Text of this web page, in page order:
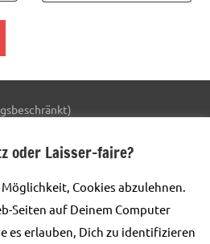
von ThemeZee.
widerrufen
oder Laisser-faire?
Cookies abzulehnen.
Seiten auf Deinem Computer
es erlauben, Dich zu identifizieren